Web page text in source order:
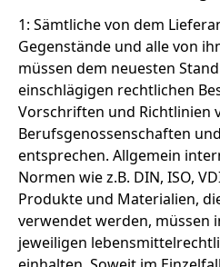
1: Sämtliche von dem
Gegenstände und alle von
müssen dem neuesten
einschlägigen rechtlichen
Vorschriften und Richtlinien
Berufsgenossenschaften
entsprechen. Allgemein
Normen wie z.B. DIN, ISO,
Produkte und Materialien,
verwendet werden, müssen
jeweiligen